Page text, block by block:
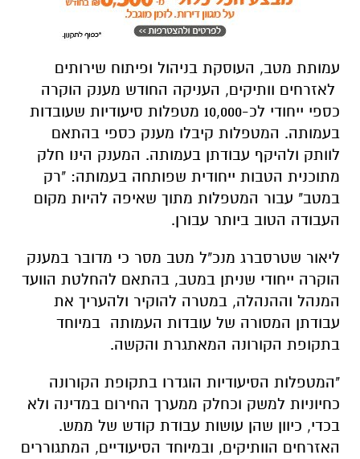
עמותת מטב, העוסקת בניהול ופיתוח שירותים
לאזרחים וותיקים, העניקה החודש מענק הוקרה
כספי ייחודי לכ-10,000 מטפלות סיעודיות שעובדות
בעמותה. המטפלות קיבלו מענק כספי בהתאם
לוותק ולהיקף עבודתן בעמותה. המענק הינו חלק
מתוכנית הטבות ייחודית שפותחה בעמותה: "רק
במטב" עבור המטפלות מתוך שאיפה להיות מקום
העבודה הטוב ביותר עבורן.
ליאור שטרסברג מנכ"ל מטב מסר כי מדובר במענק
הוקרה ייחודי שניתן במטב, בהתאם להחלטת הוועד
המנהל וההנהלה, במטרה להוקיר ולהעריך את
עבודתן המסורה של עובדות העמותה במיוחד
בתקופת הקורונה המאתגרת והקשה.
"המטפלות הסיעודיות הוגדרו בתקופת הקורונה
כחיוניות למשק וכחלק ממערך החירום במדינה ולא
בכדי, כיוון שהן עושות עבודת קודש של ממש.
האזרחים הוותיקים, ובמיוחד הסיעודיים, המתגוררים